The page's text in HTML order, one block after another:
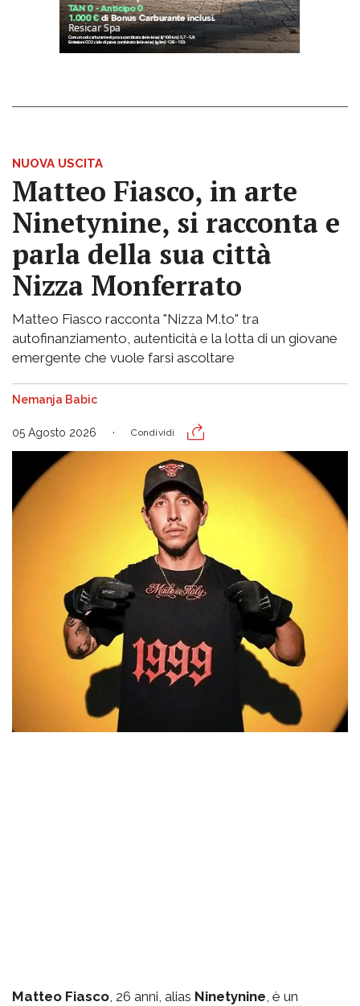
NUOVA USCITA
Matteo Fiasco, in arte
Ninetynine, si racconta e
parla della sua città
Nizza Monferrato
Matteo Fiasco racconta "Nizza M.to" tra
autofinanziamento, autenticità e la lotta di un giovane
emergente che vuole farsi ascoltare
Nemanja Babic
05 Agosto 2026 Condividi
Matteo Fiasco, 26 anni, alias Ninetynine, è un